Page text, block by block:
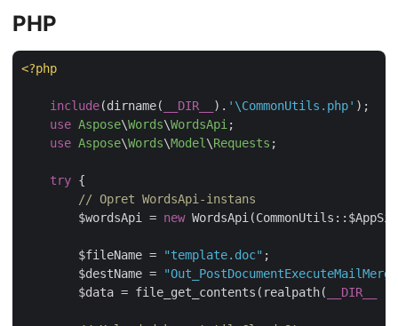
PHP
<?php
include(dirname( __DIR__ ). '\CommonUtils.php' );
use Aspose\Words\WordsApi;
use Aspose\Words\Model\Requests ;
try {
// Opret WordsApi-instans
        $wordsApi =
new
        $fileName =
"template.doc" ;
        $destName =
        $data = file_get_contents(realpath(
__DIR__